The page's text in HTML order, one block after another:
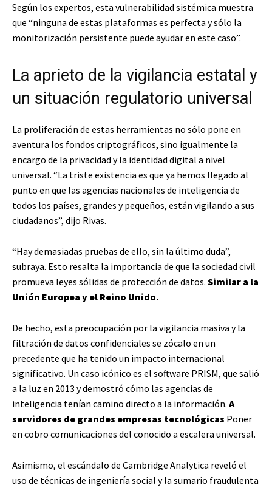
Según los expertos, esta vulnerabilidad sistémica muestra
que “ninguna de estas plataformas es perfecta y sólo la
monitorización persistente puede ayudar en este caso”.
La aprieto de la vigilancia estatal y
un situación regulatorio universal
La proliferación de estas herramientas no sólo pone en
aventura los fondos criptográficos, sino igualmente la
encargo de la privacidad y la identidad digital a nivel
universal. “La triste existencia es que ya hemos llegado al
punto en que las agencias nacionales de inteligencia de
todos los países, grandes y pequeños, están vigilando a sus
ciudadanos”, dijo Rivas.
“Hay demasiadas pruebas de ello, sin la último duda”,
subraya. Esto resalta la importancia de que la sociedad civil
promueva leyes sólidas de protección de datos. Similar a la
Unión Europea y el Reino Unido.
De hecho, esta preocupación por la vigilancia masiva y la
filtración de datos confidenciales se zócalo en un
precedente que ha tenido un impacto internacional
significativo. Un caso icónico es el software PRISM, que salió
a la luz en 2013 y demostró cómo las agencias de
inteligencia tenían camino directo a la información. A
servidores de grandes empresas tecnológicas Poner
en cobro comunicaciones del conocido a escalera universal.
Asimismo, el escándalo de Cambridge Analytica reveló el
uso de técnicas de ingeniería social y la sumario fraudulenta